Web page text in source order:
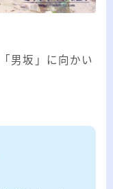
男坂」に向かい